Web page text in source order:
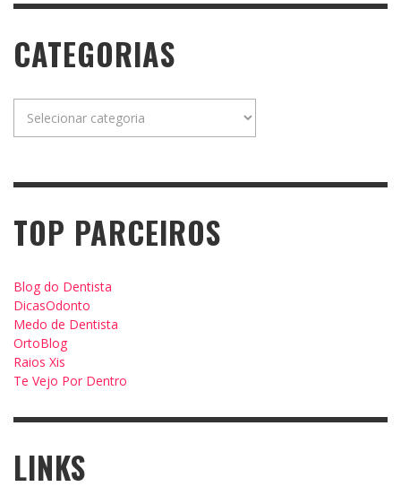
CATEGORIAS
TOP PARCEIROS
Blog do Dentista
DicasOdonto
Medo de Dentista
OrtoBlog
Raios Xis
Te Vejo Por Dentro
LINKS